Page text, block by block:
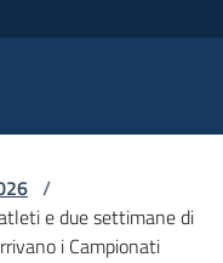
/
e due settimane di
i Campionati